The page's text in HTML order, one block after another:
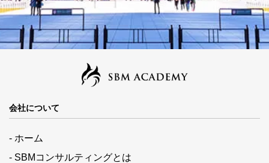
会社について
- ホーム
- SBMコンサルティングとは